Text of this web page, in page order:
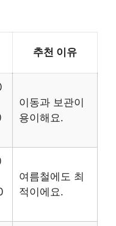
추천 이유
이동과 보관이
용이해요.
여름철에도 최
적이에요.